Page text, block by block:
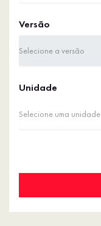
Versão
Selecione a versão
Unidade
Selecione uma unidade